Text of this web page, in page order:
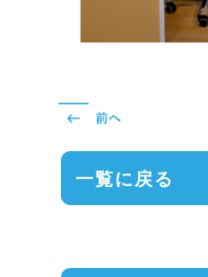
一覧に戻る